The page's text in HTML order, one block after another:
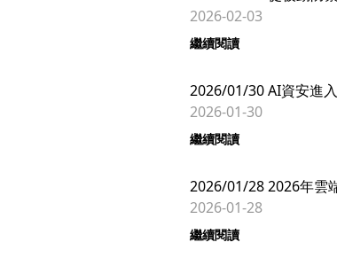
2026-02-03
繼續閱讀
2026/01/30 AI資安進
2026-01-30
繼續閱讀
2026/01/28 2026年雲
2026-01-28
繼續閱讀